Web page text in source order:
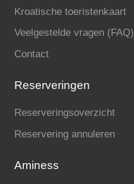
Kroatische toeristenkaart
Veelgestelde vragen (FAQ)
Contact
Reserveringen
Reserveringsoverzicht
Reservering annuleren
Aminess